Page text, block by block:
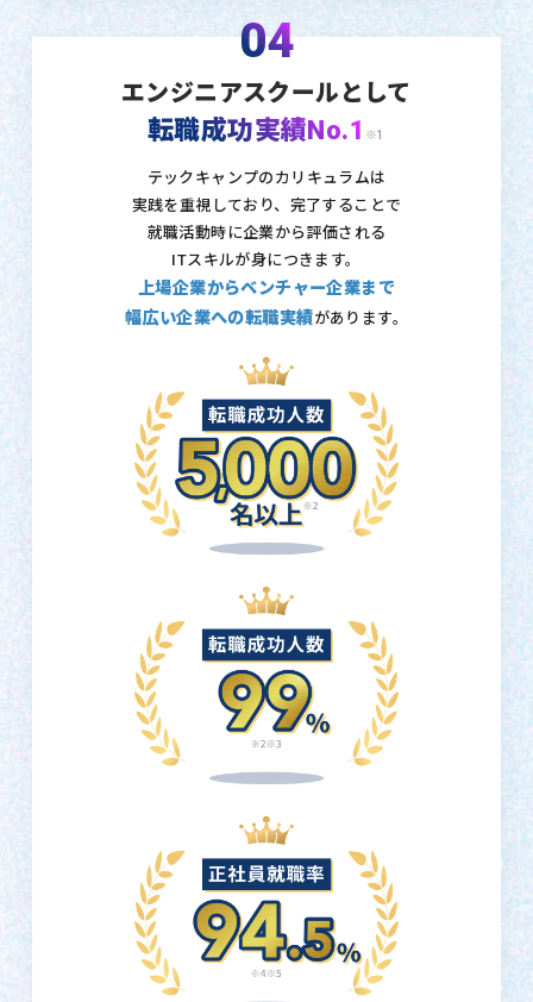
04
エンジニアスクールとして
転職成功実績No.1 ※1
テックキャンプのカリキュラムは
実践を重視しており、 完了することで
就職活動時に企業から評価される
ITスキルが身につきます。
上場企業からベンチャー企業まで
幅広い企業への転職実績があります。